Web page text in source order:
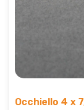
Occhiello 4 x